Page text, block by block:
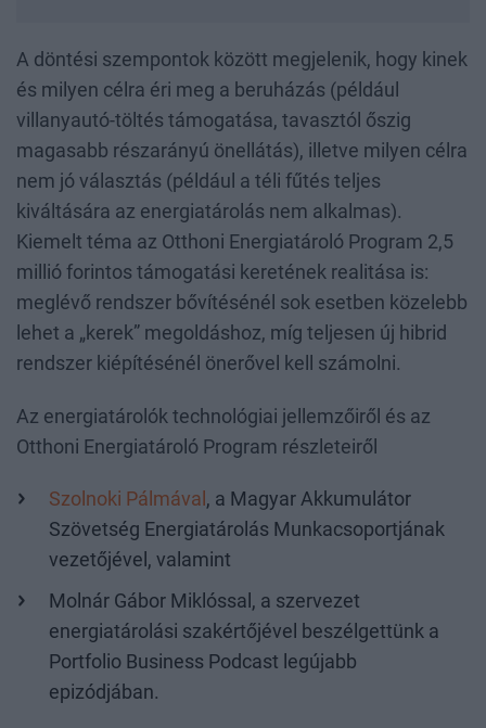
A döntési szempontok között megjelenik, hogy kinek
és milyen célra éri meg a beruházás (például
villanyautó-töltés támogatása, tavasztól őszig
magasabb részarányú önellátás), illetve milyen célra
nem jó választás (például a téli fűtés teljes
kiváltására az energiatárolás nem alkalmas).
Kiemelt téma az Otthoni Energiatároló Program 2,5
millió forintos támogatási keretének realitása is:
meglévő rendszer bővítésénél sok esetben közelebb
lehet a „kerek” megoldáshoz, míg teljesen új hibrid
rendszer kiépítésénél önerővel kell számolni.
Az energiatárolók technológiai jellemzőiről és az
Otthoni Energiatároló Program részleteiről
Szolnoki Pálmával , a Magyar Akkumulátor
Szövetség Energiatárolás Munkacsoportjának
vezetőjével, valamint
Molnár Gábor Miklóssal, a szervezet
energiatárolási szakértőjével beszélgettünk a
Portfolio Business Podcast legújabb
epizódjában.